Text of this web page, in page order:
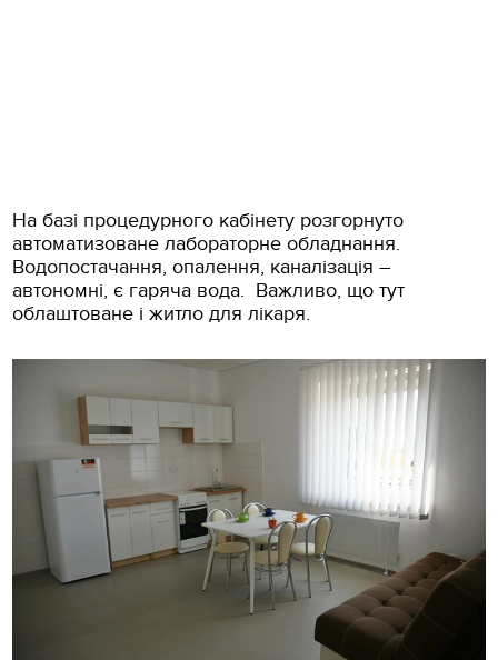
На базі процедурного кабінету розгорнуто
автоматизоване лабораторне обладнання.
Водопостачання, опалення, каналізація –
автономні, є гаряча вода. Важливо, що тут
облаштоване і житло для лікаря.